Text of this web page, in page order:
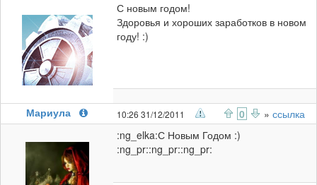
С новым годом!
Здоровья и хороших заработков в новом
году! :)
Мариула 10:26 31/12/2011 0 » ссылка
:ng_elka:С Новым Годом :)
:ng_pr::ng_pr::ng_pr: